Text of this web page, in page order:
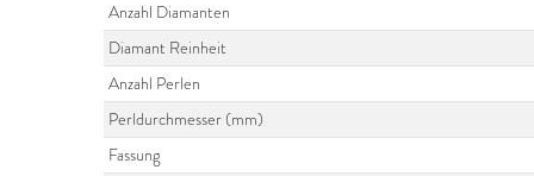
Anzahl Diamanten
Diamant Reinheit
Anzahl Perlen
Perldurchmesser (mm)
Fassung